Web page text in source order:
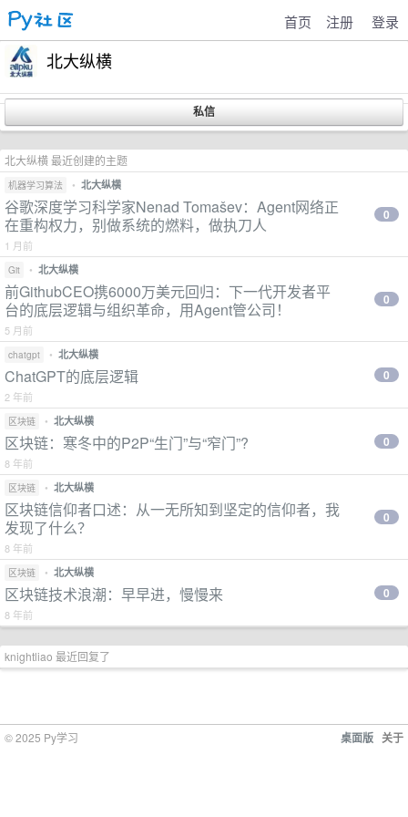
首页 注册 登录
北大纵横
北大纵横 最近创建的主题
机器学习算法 • 北大纵横
谷歌深度学习科学家Nenad Tomašev：Agent网络正
在重构权力，别做系统的燃料，做执刀人
1 月前
0
Git • 北大纵横
前GithubCEO携6000万美元回归：下一代开发者平
台的底层逻辑与组织革命，用Agent管公司！
5 月前
0
chatgpt • 北大纵横
ChatGPT的底层逻辑
2 年前
0
区块链 • 北大纵横
区块链：寒冬中的P2P“生门”与“窄门”?
8 年前
0
区块链 • 北大纵横
区块链信仰者口述：从一无所知到坚定的信仰者，我
发现了什么？
8 年前
0
区块链 • 北大纵横
区块链技术浪潮：早早进，慢慢来
8 年前
0
knightliao 最近回复了
桌面版 关于
© 2025 Py学习